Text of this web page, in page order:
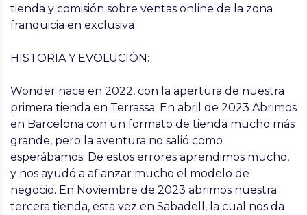
tienda y comisión sobre ventas online de la zona
franquicia en exclusiva
HISTORIA Y EVOLUCIÓN:
Wonder nace en 2022, con la apertura de nuestra
primera tienda en Terrassa. En abril de 2023 Abrimos
en Barcelona con un formato de tienda mucho más
grande, pero la aventura no salió como
esperábamos. De estos errores aprendimos mucho,
y nos ayudó a afianzar mucho el modelo de
negocio. En Noviembre de 2023 abrimos nuestra
tercera tienda, esta vez en Sabadell, la cual nos da